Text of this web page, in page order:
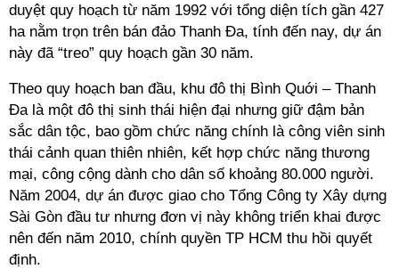
duyệt quy hoạch từ năm 1992 với tổng diện tích gần 427
ha nằm trọn trên bán đảo Thanh Đa, tính đến nay, dự án
này đã “treo” quy hoạch gần 30 năm.
Theo quy hoạch ban đầu, khu đô thị Bình Quới – Thanh
Đa là một đô thị sinh thái hiện đại nhưng giữ đậm bản
sắc dân tộc, bao gồm chức năng chính là công viên sinh
thái cảnh quan thiên nhiên, kết hợp chức năng thương
mại, công cộng dành cho dân số khoảng 80.000 người.
Năm 2004, dự án được giao cho Tổng Công ty Xây dựng
Sài Gòn đầu tư nhưng đơn vị này không triển khai được
nên đến năm 2010, chính quyền TP HCM thu hồi quyết
định.